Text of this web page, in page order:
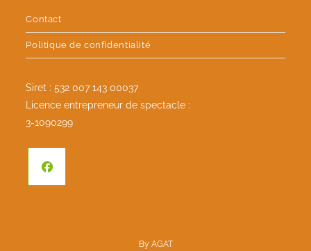
Contact
Politique de confidentialité
Siret : 532 007 143 00037
Licence entrepreneur de spectacle :
3-1090299
By AGAT